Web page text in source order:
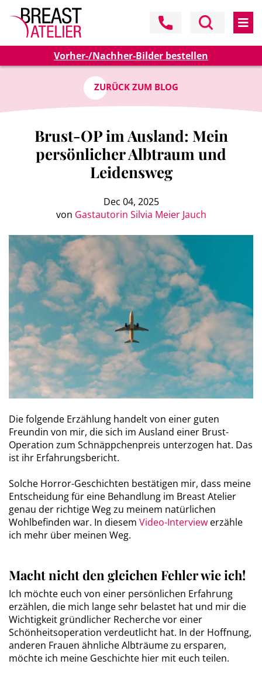
Vorher-/Nachher-Bilder bestellen
ZURÜCK ZUM BLOG
Brust-OP im Ausland: Mein
persönlicher Albtraum und
Leidensweg
Dec 04, 2025
von Gastautorin Silvia Meier Jauch
Die folgende Erzählung handelt von einer guten
Freundin von mir, die sich im Ausland einer Brust-
Operation zum Schnäppchenpreis unterzogen hat. Das
ist ihr Erfahrungsbericht.
Solche Horror-Geschichten bestätigen mir, dass meine
Entscheidung für eine Behandlung im Breast Atelier
genau der richtige Weg zu meinem natürlichen
Wohlbefinden war. In diesem Video-Interview erzähle
ich mehr über meinen Weg.
Macht nicht den gleichen Fehler wie ich!
Ich möchte euch von einer persönlichen Erfahrung
erzählen, die mich lange sehr belastet hat und mir die
Wichtigkeit gründlicher Recherche vor einer
Schönheitsoperation verdeutlicht hat. In der Hoffnung,
anderen Frauen ähnliche Albträume zu ersparen,
möchte ich meine Geschichte hier mit euch teilen.